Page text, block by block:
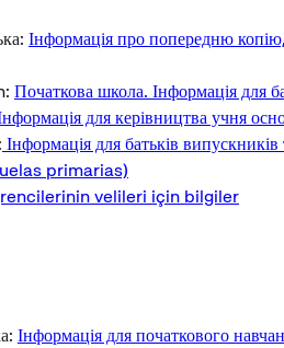
Інформація про попередню
Початкова школа. Інформація для
для керівництва учня
Інформація для батьків
primarias)
velileri için bilgiler
Інформація для початкового